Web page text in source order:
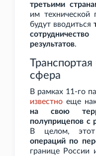
третьими
им
будут вводиться
результатов.
сфера
В рамках 11-го
известно еще
на свою
полуприцепов с
В целом,
операций по
границе России